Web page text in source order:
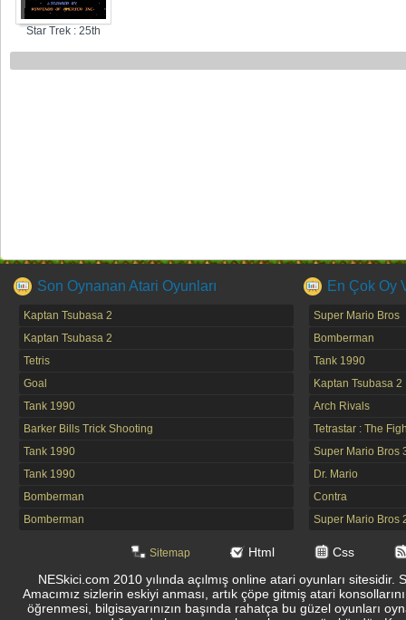
Star Trek : 25th
Son Oynanan Atari Oyunları
Kaptan Tsubasa 2
Kaptan Tsubasa 2
Tetris
Goal
Tank 1990
Barker Bills Trick Shooting
Tank 1990
Tank 1990
Bomberman
Bomberman
En Çok Oy
Super Mario Bros
Bomberman
Tank 1990
Kaptan Tsubasa 2
Arch Rivals
Tetrastar : The
Super Mario Bros
Dr. Mario
Contra
Super Mario Bros
Sitemap Html
Css
NESkici.com 2010 yılında açılmış online atari oyunları
Amacımız sizlerin eskiyi anması, artık çöpe gitmiş atari
öğrenmesi, bilgisayarınızın başında rahatça bu güzel oyunları